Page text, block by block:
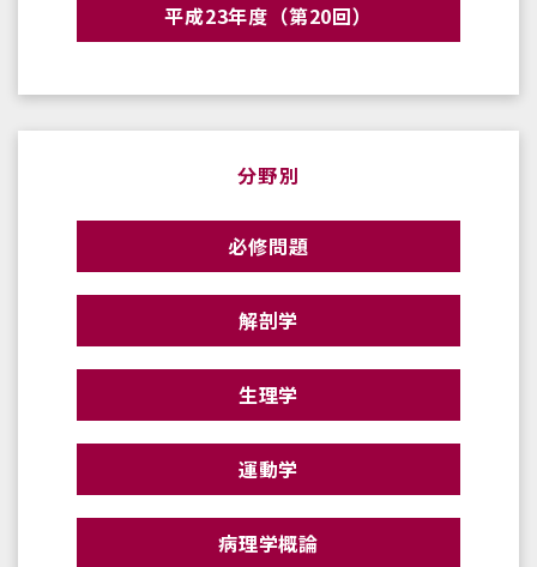
平成23年度（第20回）
分野別
必修問題
解剖学
生理学
運動学
病理学概論